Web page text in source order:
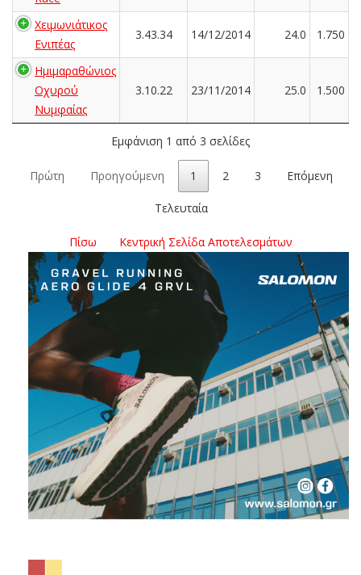
Χειμωνιάτικος
Ενιπέας
3.43.34 14/12/2014 24.0 1.750
Ημιμαραθώνιος
Οχυρού
Νυμφαίας
3.10.22 23/11/2014 25.0 1.500
Εμφάνιση 1 από 3 σελίδες
Πρώτη Προηγούμενη 1 2 3 Επόμενη
Τελευταία
Πίσω Κεντρική Σελίδα Αποτελεσμάτων